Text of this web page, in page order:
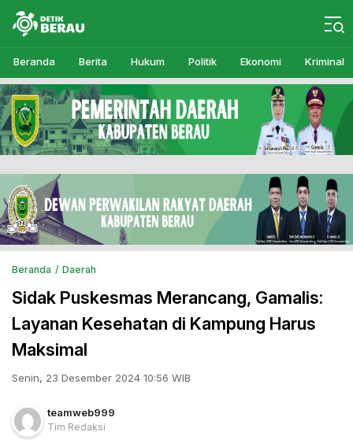
Detikberau.com
Media Diskusi Rakyat
Beranda Berita Hukum Politik Ekonomi Kriminal
Beranda Daerah
Sidak Puskesmas Merancang, Gamalis:
Layanan Kesehatan di Kampung Harus
Maksimal
Senin, 23 Desember 2024 10:56 WIB
teamweb999
Tim Redaksi